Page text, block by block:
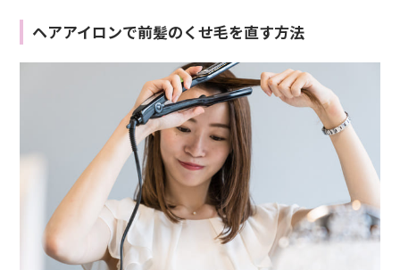
ヘアアイロンで前髪のくせ毛を直す方法